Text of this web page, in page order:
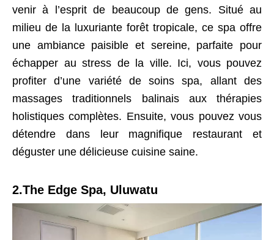
venir à l’esprit de beaucoup de gens. Situé au
milieu de la luxuriante forêt tropicale, ce spa offre
une ambiance paisible et sereine, parfaite pour
échapper au stress de la ville. Ici, vous pouvez
profiter d’une variété de soins spa, allant des
massages traditionnels balinais aux thérapies
holistiques complètes. Ensuite, vous pouvez vous
détendre dans leur magnifique restaurant et
déguster une délicieuse cuisine saine.
2.The Edge Spa, Uluwatu